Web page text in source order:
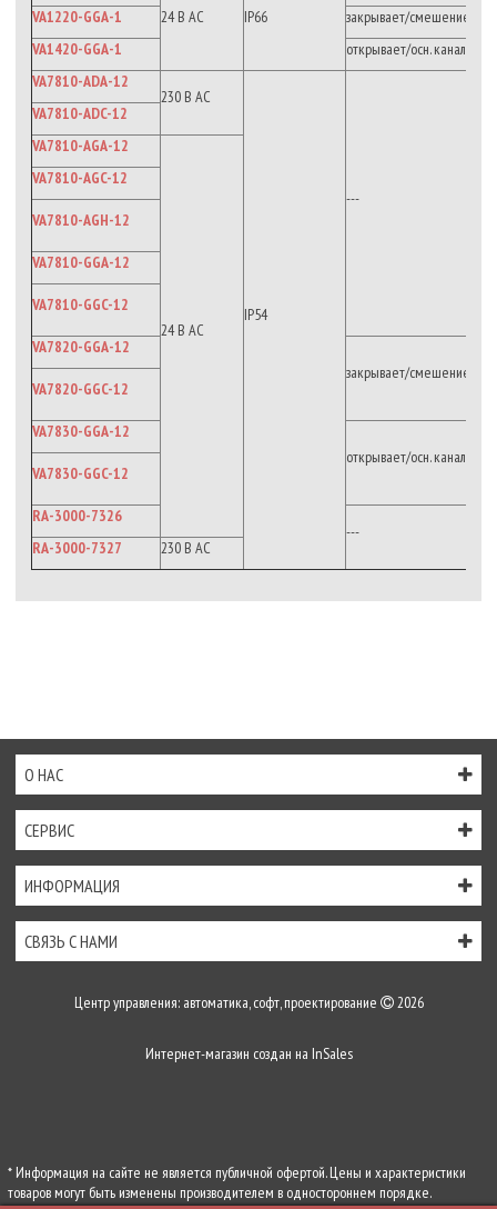
24 В AC
IP66
VA1220-GGA-1
закрывает/смешение
VA1420-GGA-1
открывает/осн. канал
VA7810-ADA-12
230 В АС
IP54
---
VA7810-ADC-12
VA7810-AGA-12
24 В AC
VA7810-AGC-12
VA7810-AGH-12
VA7810-GGA-12
VA7810-GGC-12
VA7820-GGA-12
закрывает/смешение
VA7820-GGC-12
VA7830-GGA-12
открывает/осн. канал
VA7830-GGC-12
RA-3000-7326
---
RA-3000-7327
230 В АС
О НАС
СЕРВИС
ИНФОРМАЦИЯ
СВЯЗЬ С НАМИ
Центр управления: автоматика, софт, проектирование 2026
Интернет-магазин создан на InSales
* Информация на сайте не является публичной офертой. Цены и характеристики
товаров могут быть изменены производителем в одностороннем порядке.